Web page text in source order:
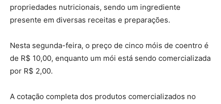
propriedades nutricionais, sendo um ingrediente
presente em diversas receitas e preparações.
Nesta segunda-feira, o preço de cinco móis de coentro é
de R$ 10,00, enquanto um mói está sendo comercializada
por R$ 2,00.
A cotação completa dos produtos comercializados no